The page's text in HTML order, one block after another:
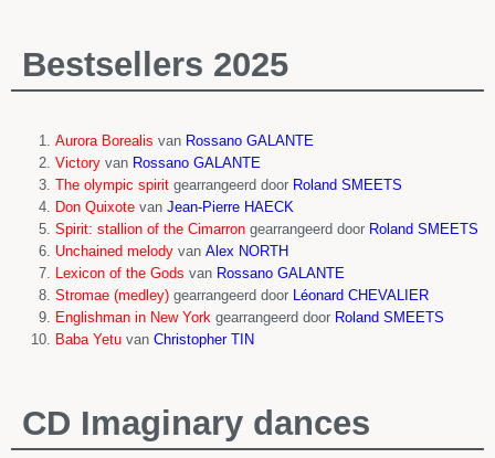
Bestsellers 2025
Aurora Borealis van Rossano GALANTE
Victory van Rossano GALANTE
The olympic spirit gearrangeerd door Roland SMEETS
Don Quixote van Jean-Pierre HAECK
Spirit: stallion of the Cimarron gearrangeerd door Roland SMEETS
Unchained melody van Alex NORTH
Lexicon of the Gods van Rossano GALANTE
Stromae (medley) gearrangeerd door Léonard CHEVALIER
Englishman in New York gearrangeerd door Roland SMEETS
Baba Yetu van Christopher TIN
CD Imaginary dances